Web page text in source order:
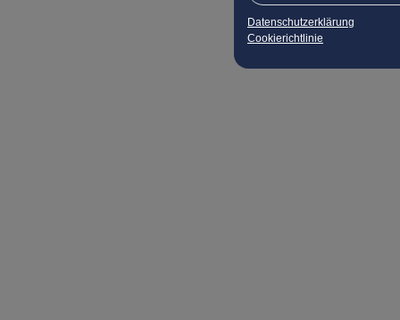
Datenschutzerklärung
Cookierichtlinie